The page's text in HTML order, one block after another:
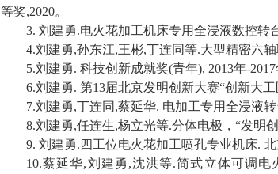
等奖,2020。
3. 刘建勇.电火花加工机床专用全浸液数控转
4.刘建勇,孙东江,王彬,丁连同等.大型精密六
5.刘建勇. 科技创新成就奖(青年), 2013年-2017
6.刘建勇. 第13届北京发明创新大赛“创新大工
7.刘建勇,丁连同 ,蔡延华. 电加工专用全浸液转
8.刘建勇,任连生,杨立光等.分体电极， “发明
9. 刘建勇. 四工位电火花加工喷孔专业机床.
10.蔡延华,刘建勇 ,沈洪等.简式立体可调电